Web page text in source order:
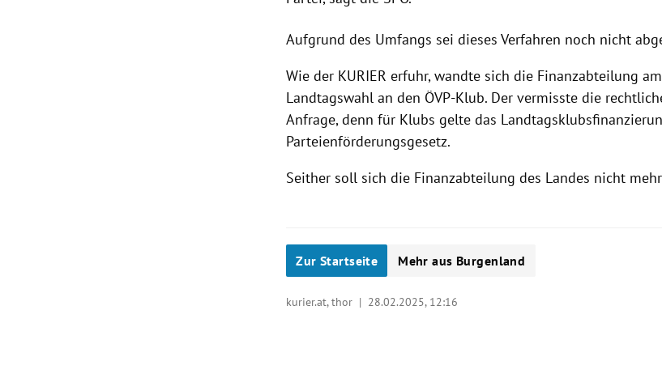
Aufgrund des Umfangs sei dieses Verfahren noch nicht
Wie der KURIER erfuhr, wandte sich die Finanzabteilung
Landtagswahl an den ÖVP-Klub. Der vermisste die
Anfrage, denn für Klubs gelte das
Parteienförderungsgesetz.
Seither soll sich die Finanzabteilung des Landes nicht
Zur Startseite Mehr aus Burgenland
kurier.at, thor | 28.02.2025, 12:16